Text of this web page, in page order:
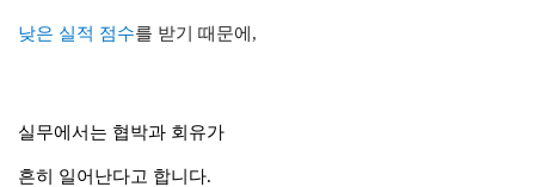
낮은 실적 점수를 받기 때문에,
실무에서는 협박과 회유가
흔히 일어난다고 합니다.